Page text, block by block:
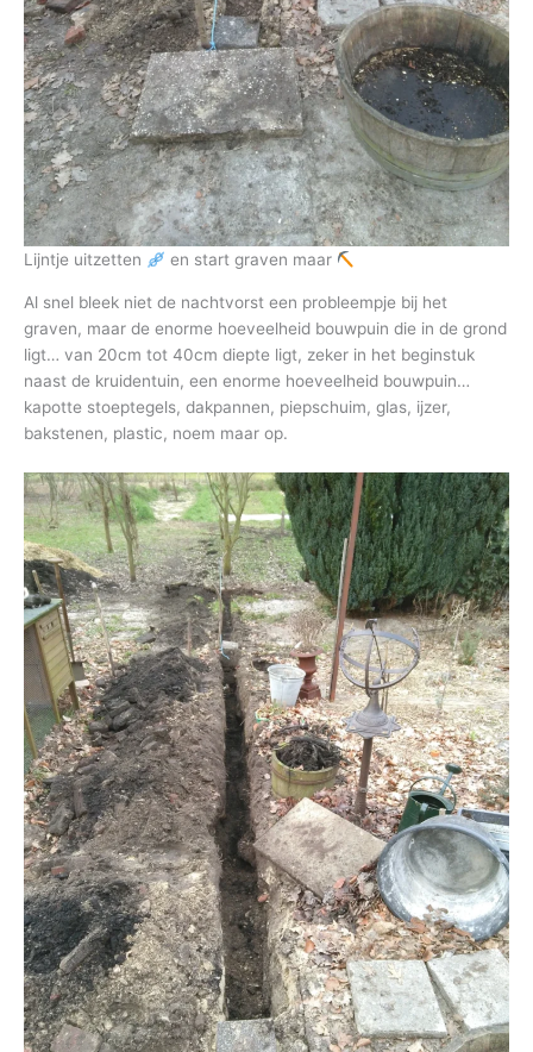
Lijntje uitzetten en start graven maar
Al snel bleek niet de nachtvorst een probleempje bij het
graven, maar de enorme hoeveelheid bouwpuin die in de grond
ligt… van 20cm tot 40cm diepte ligt, zeker in het beginstuk
naast de kruidentuin, een enorme hoeveelheid bouwpuin…
kapotte stoeptegels, dakpannen, piepschuim, glas, ijzer,
bakstenen, plastic, noem maar op.